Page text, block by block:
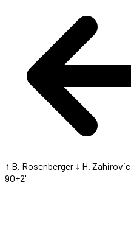
↑ B. Rosenberger ↓ H. Zahirovic
90+2'